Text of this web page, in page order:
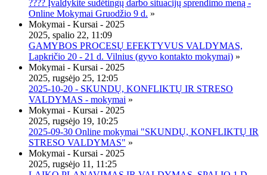
???? Įvaldykite sudėtingų darbo situacijų sprendimo meną -
Online Mokymai Gruodžio 9 d. »
Mokymai - Kursai - 2025
2025, spalio 22, 11:09
GAMYBOS PROCESŲ EFEKTYVUS VALDYMAS,
Lapkričio 20 - 21 d. Vilnius (gyvo kontakto mokymai) »
Mokymai - Kursai - 2025
2025, rugsėjo 25, 12:05
2025-10-20 - SKUNDŲ, KONFLIKTŲ IR STRESO
VALDYMAS - mokymai »
Mokymai - Kursai - 2025
2025, rugsėjo 19, 10:25
2025-09-30 Online mokymai "SKUNDŲ, KONFLIKTŲ IR
STRESO VALDYMAS" »
Mokymai - Kursai - 2025
2025, rugsėjo 11, 11:25